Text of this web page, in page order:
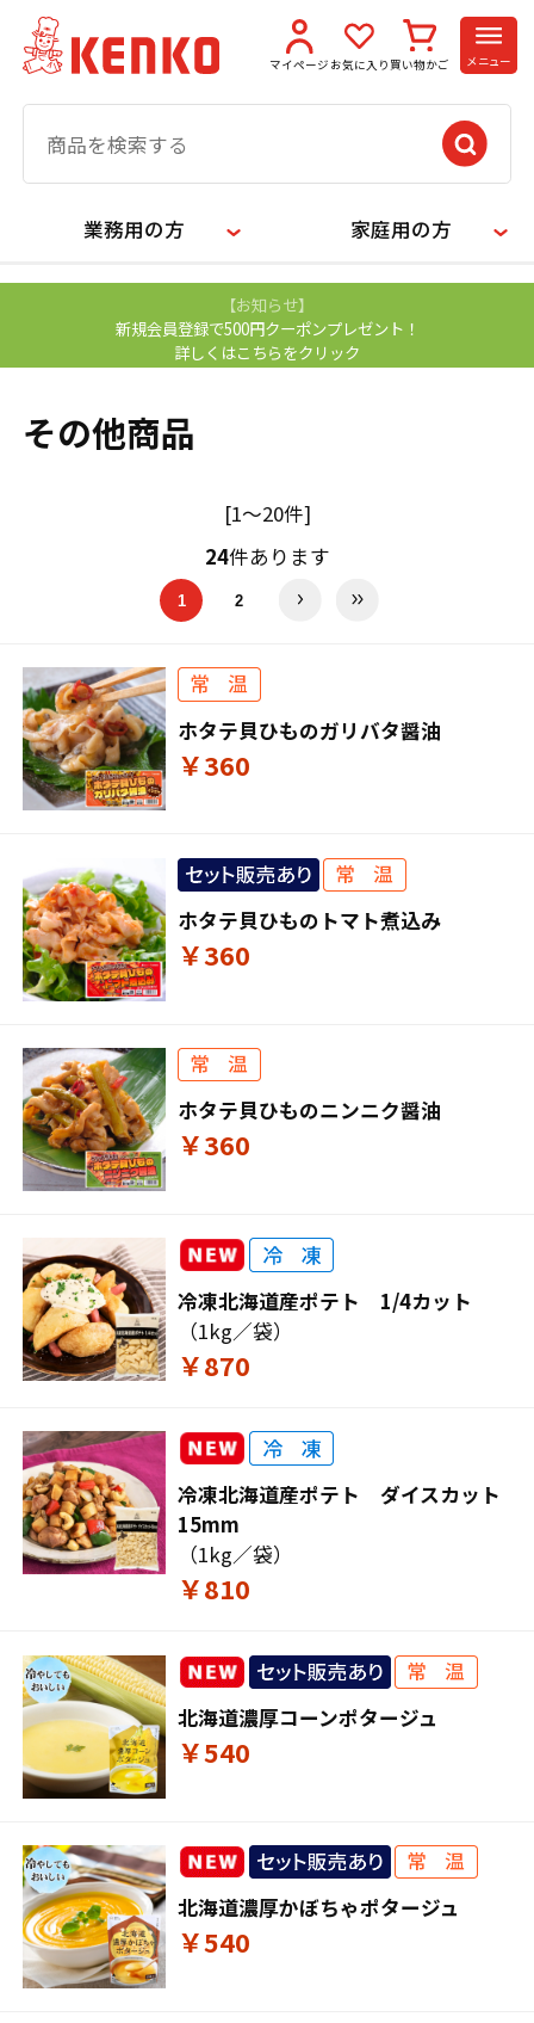
マイページ お気に入り 買い物かご メニュー
業務用の方 家庭用の方
【お知らせ】
新規会員登録で500円クーポンプレゼント！
詳しくはこちらをクリック
その他商品
[1～20件]
24件あります
1 2
ホタテ貝ひものガリバタ醤油
￥360
ホタテ貝ひものトマト煮込み
￥360
ホタテ貝ひものニンニク醤油
￥360
冷凍北海道産ポテト 1/4カット
（1kg／袋）
￥870
冷凍北海道産ポテト ダイスカット
15mm
（1kg／袋）
￥810
北海道濃厚コーンポタージュ
￥540
北海道濃厚かぼちゃポタージュ
￥540